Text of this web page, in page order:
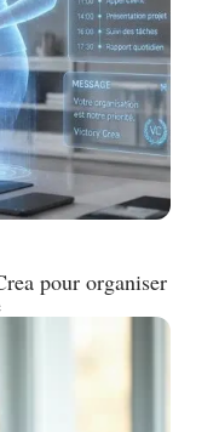
pour organiser